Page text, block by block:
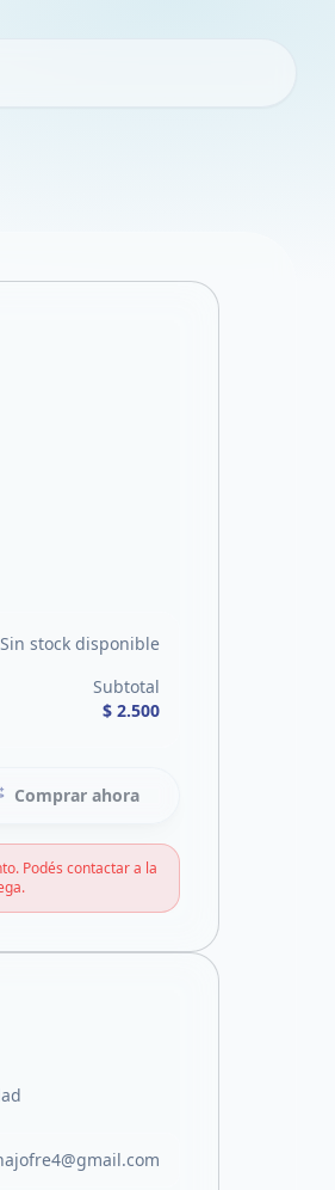
Sin stock disponible
Subtotal
$ 2.500
Comprar ahora
Podés contactar a la